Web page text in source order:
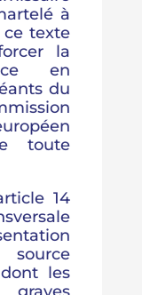
à
ce texte
la
en
du
toute
14
les